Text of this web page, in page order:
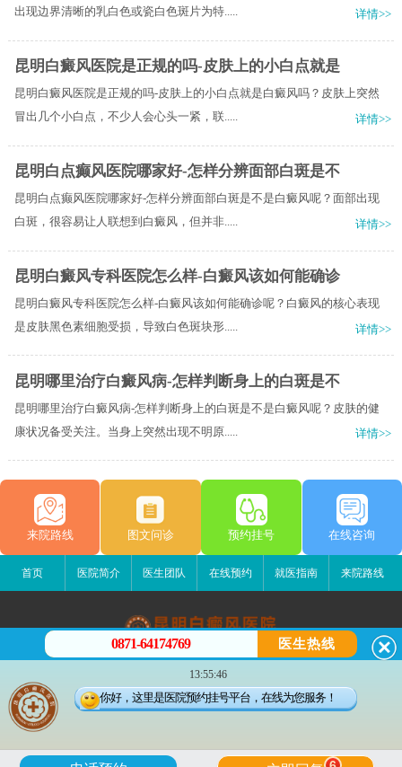
出现边界清晰的乳白色或瓷白色斑片为特.....
详情>>
昆明白癜风医院是正规的吗-皮肤上的小白点就是
昆明白癜风医院是正规的吗-皮肤上的小白点就是白癜风吗？皮肤上突然
冒出几个小白点，不少人会心头一紧，联.....
详情>>
昆明白点癫风医院哪家好-怎样分辨面部白斑是不
昆明白点癫风医院哪家好-怎样分辨面部白斑是不是白癜风呢？面部出现
白斑，很容易让人联想到白癜风，但并非.....
详情>>
昆明白癜风专科医院怎么样-白癜风该如何能确诊
昆明白癜风专科医院怎么样-白癜风该如何能确诊呢？白癜风的核心表现
是皮肤黑色素细胞受损，导致白色斑块形.....
详情>>
昆明哪里治疗白癜风病-怎样判断身上的白斑是不
昆明哪里治疗白癜风病-怎样判断身上的白斑是不是白癜风呢？皮肤的健
康状况备受关注。当身上突然出现不明原.....
详情>>
来院路线 图文问诊 预约挂号 在线咨询
首页 医院简介 医生团队 在线预约 就医指南 来院路线
昆明白癜风医院
昆明市五华区护国路2号
版权所有：昆明白癜风医院
滇公安备 53010202000563号
0871-64174769 医生热线
13:55:46
你好，这里是医院预约挂号平台，在线为您服务！